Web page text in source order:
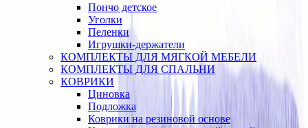
Пончо детское
Уголки
Пеленки
Игрушки-держатели
КОМПЛЕКТЫ ДЛЯ МЯГКОЙ МЕБЕЛИ
КОМПЛЕКТЫ ДЛЯ СПАЛЬНИ
КОВРИКИ
Циновка
Подложка
Коврики на резиновой основе